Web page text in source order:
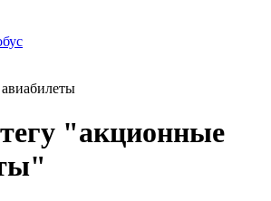
"акционные